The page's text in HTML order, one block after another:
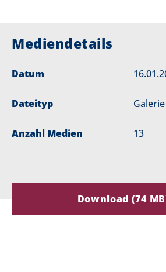
Mediendetails
Datum
Dateityp Galerie
Anzahl Medien 13
Download (74